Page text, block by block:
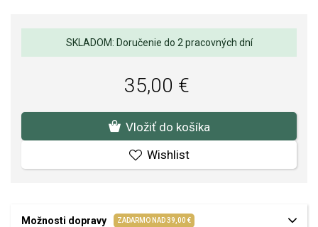
Kvalita materiálov a spracovania je pre nás prvoradá. Povrchová
úprava a osadenie akostných kameňov a perál spĺňa náročné
SKLADOM: Doručenie do 2 pracovných dní
35,00 €
Vložiť do košíka
Wishlist
Možnosti dopravy ZADARMO NAD 39,00 €